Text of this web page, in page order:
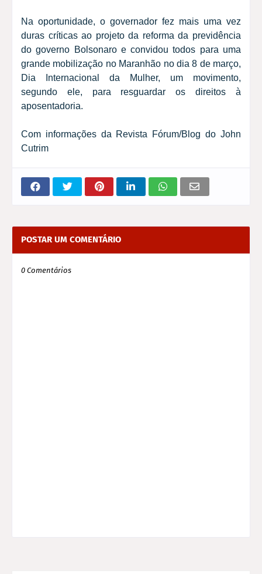
Na oportunidade, o governador fez mais uma vez
duras críticas ao projeto da reforma da previdência
do governo Bolsonaro e convidou todos para uma
grande mobilização no Maranhão no dia 8 de março,
Dia Internacional da Mulher, um movimento,
segundo ele, para resguardar os direitos à
aposentadoria.
Com informações da Revista Fórum/Blog do John
Cutrim
POSTAR UM COMENTÁRIO
0 Comentários